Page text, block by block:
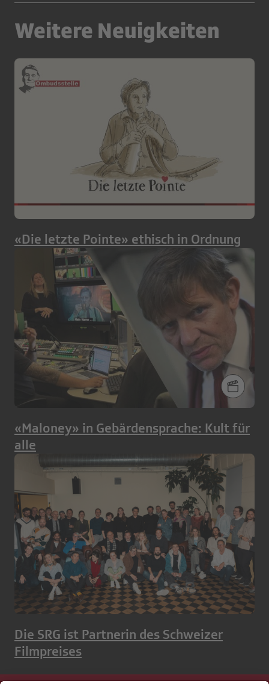
Weitere Neuigkeiten
«Die letzte Pointe» ethisch in Ordnung
«Maloney» in Gebärdensprache: Kult für
alle
Die SRG ist Partnerin des Schweizer
Filmpreises